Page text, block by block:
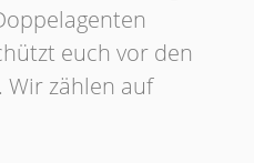
euch vor den
Wir zählen auf